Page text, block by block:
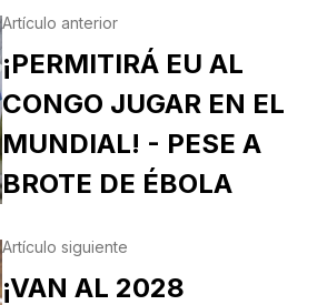
Artículo anterior
¡PERMITIRÁ EU AL
CONGO JUGAR EN EL
MUNDIAL! - PESE A
BROTE DE ÉBOLA
Artículo siguiente
¡VAN AL 2028